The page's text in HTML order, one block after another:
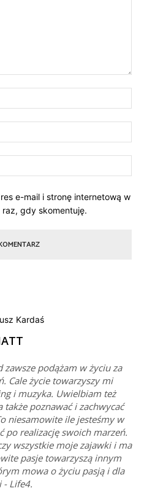
e-mail i stronę internetową w
gdy skomentuję.
podążam w życiu za
Cale życie towarzyszy mi
i muzyka. Uwielbiam też
poznawać i zachwycać
niesamowite ile jesteśmy w
po realizację swoich marzeń.
wszystkie moje zajawki i ma
pasje towarzyszą innym
mowa o życiu pasją i dla
- Life4.